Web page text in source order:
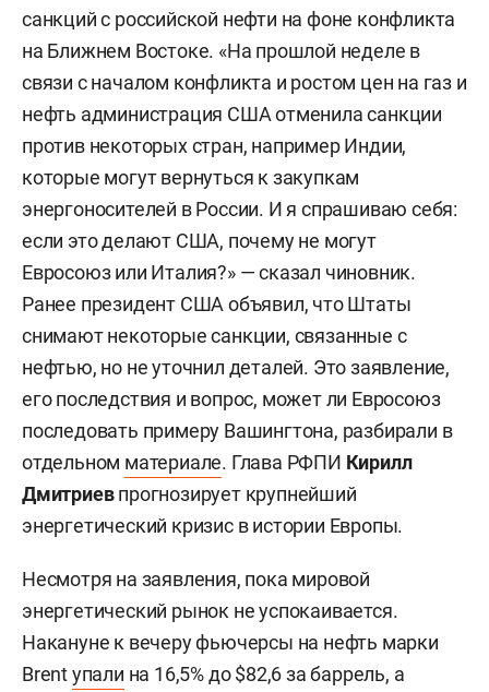
санкций с российской нефти на фоне конфликта
на Ближнем Востоке. «На прошлой неделе в
связи с началом конфликта и ростом цен на газ и
нефть администрация США отменила санкции
против некоторых стран, например Индии,
которые могут вернуться к закупкам
энергоносителей в России. И я спрашиваю себя:
если это делают США, почему не могут
Евросоюз или Италия?» — сказал чиновник.
Ранее президент США объявил, что Штаты
снимают некоторые санкции, связанные с
нефтью, но не уточнил деталей. Это заявление,
его последствия и вопрос, может ли Евросоюз
последовать примеру Вашингтона, разбирали в
отдельном материале. Глава РФПИ Кирилл
Дмитриевпрогнозирует крупнейший
энергетический кризис в истории Европы.
Несмотря на заявления, пока мировой
энергетический рынок не успокаивается.
Накануне к вечеру фьючерсы на нефть марки
Brentупали на 16,5% до $82,6 за баррель, а